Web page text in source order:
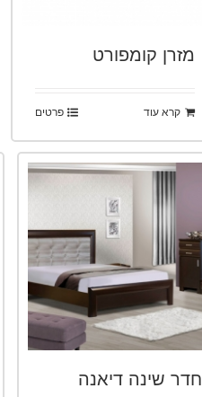
מזרן קומפורט
קרא עוד פרטים
חדר שינה דיאנה